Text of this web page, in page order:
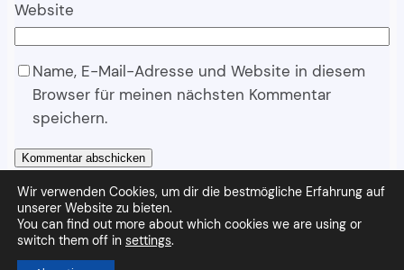
Website
Name, E-Mail-Adresse und Website in diesem
Browser für meinen nächsten Kommentar
speichern.
Wandpapier Stolz präsentiert von WordPress
Wir verwenden Cookies, um dir die bestmögliche Erfahrung auf
unserer Website zu bieten.
You can find out more about which cookies we are using or
switch them off in settings.